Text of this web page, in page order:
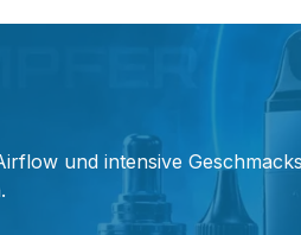
und intensive